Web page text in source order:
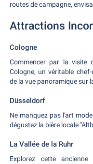
routes de campagne,
Attractions
Cologne
Commencer par la visite
Cologne, un véritable
de la vue panoramique sur
Düsseldorf
Ne manquez pas l'art
dégustez la bière locale
La Vallée de la Ruhr
Explorez cette